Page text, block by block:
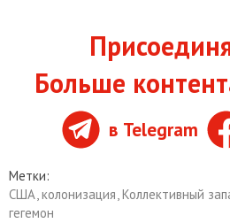
Больше
в Telegram
Метки:
США,колонизация,Коллективный
гегемон